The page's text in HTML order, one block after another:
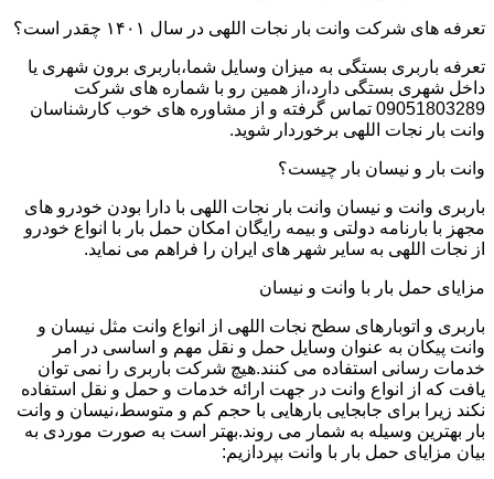
تعرفه های شرکت وانت بار نجات اللهی در سال ۱۴۰۱ چقدر است؟
تعرفه باربری بستگی به میزان وسایل شما،باربری برون شهری یا
داخل شهری بستگی دارد،از همین رو با شماره های شرکت
09051803289 تماس گرفته و از مشاوره های خوب کارشناسان
وانت بار نجات اللهی برخوردار شوید.
وانت بار و نیسان بار چیست؟
باربری وانت و نیسان وانت بار نجات اللهی با دارا بودن خودرو های
مجهز با بارنامه دولتی و بیمه رایگان امکان حمل بار با انواع خودرو
از نجات اللهی به سایر شهر های ایران را فراهم می نماید.
مزایای حمل بار با وانت و نیسان
باربری و اتوبارهای سطح نجات اللهی از انواع وانت مثل نیسان و
وانت پیکان به عنوان وسایل حمل و نقل مهم و اساسی در امر
خدمات رسانی استفاده می کنند.هیچ شرکت باربری را نمی توان
یافت که از انواع وانت در جهت ارائه خدمات و حمل و نقل استفاده
نکند زیرا برای جابجایی بارهایی با حجم کم و متوسط،نیسان و وانت
بار بهترین وسیله به شمار می روند.بهتر است به صورت موردی به
بیان مزایای حمل بار با وانت بپردازیم: